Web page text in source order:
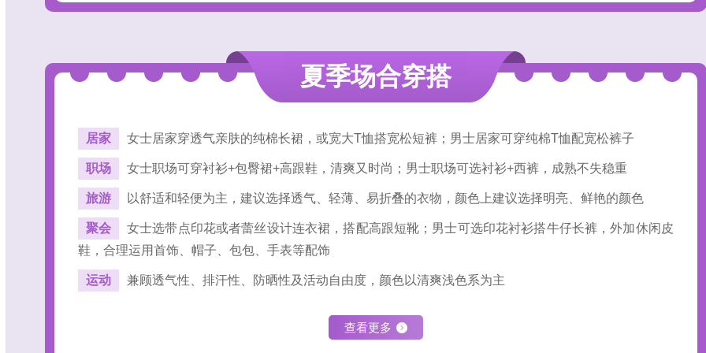
夏季场合穿搭
居家 女士居家穿透气亲肤的纯棉长裙，或宽大T恤搭宽松短裤；男士居家可穿纯棉T恤配宽松裤子
职场 女士职场可穿衬衫+包臀裙+高跟鞋，清爽又时尚；男士职场可选衬衫+西裤，成熟不失稳重
旅游 以舒适和轻便为主，建议选择透气、轻薄、易折叠的衣物，颜色上建议选择明亮、鲜艳的颜色
聚会
女士选带点印花或者蕾丝设计连衣裙，搭配高跟短靴；男士可选印花衬衫搭牛仔长裤，外加休闲皮
鞋，合理运用首饰、帽子、包包、手表等配饰
运动 兼顾透气性、排汗性、防晒性及活动自由度，颜色以清爽浅色系为主
查看更多